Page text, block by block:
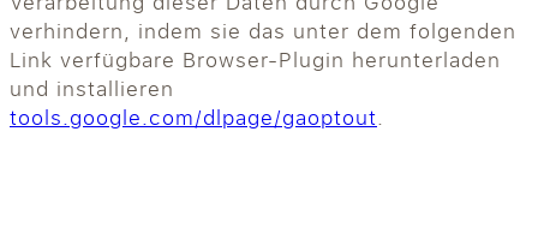
verhindern, indem sie das unter dem folgenden
Link verfügbare Browser-Plugin herunterladen
und installieren
tools.google.com/dlpage/gaoptout.